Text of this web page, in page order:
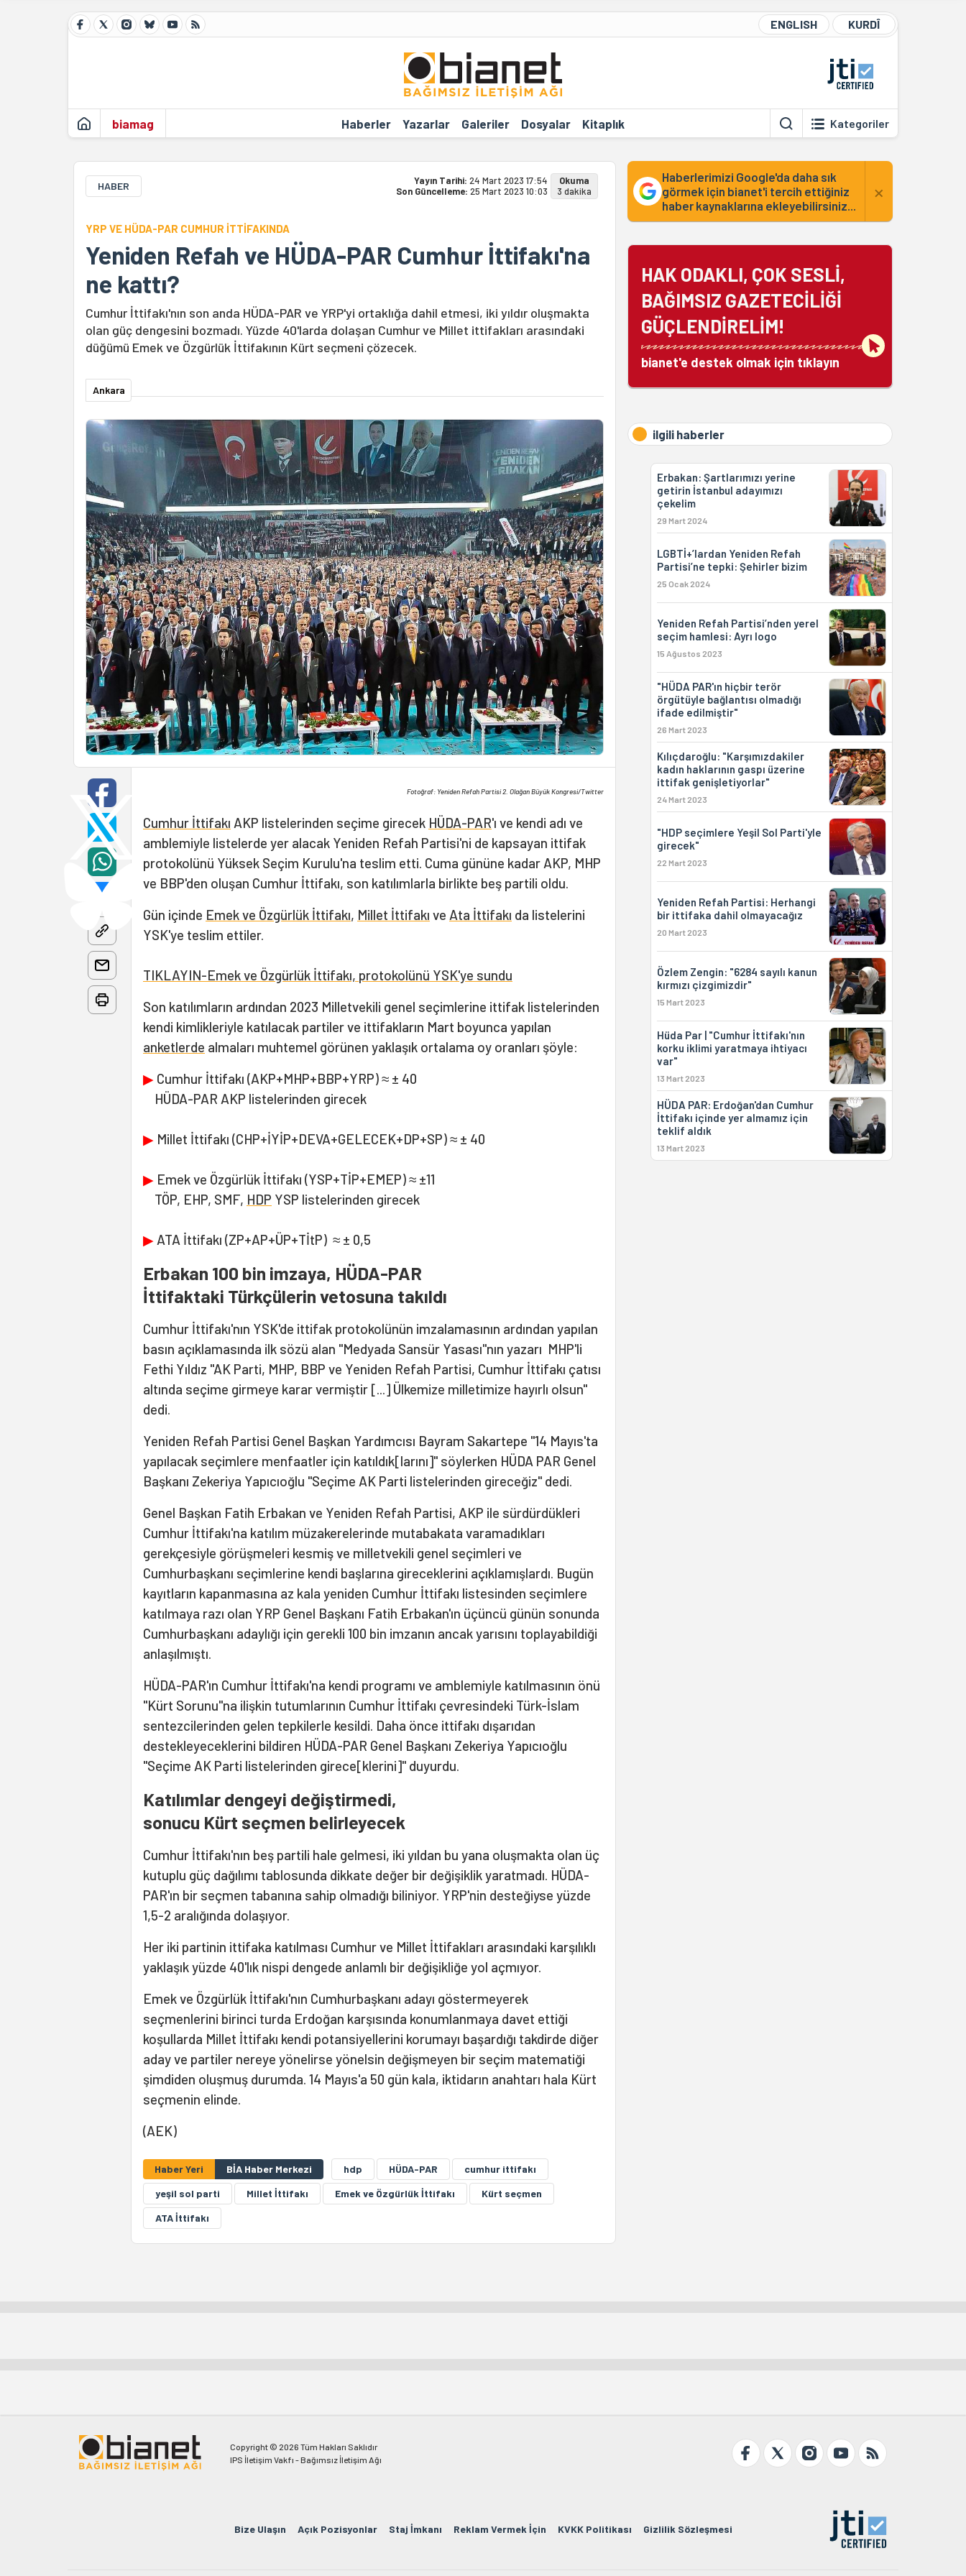
ENGLISH KURDÎ
biamag Haberler Yazarlar Galeriler Dosyalar Kitaplık Kategoriler
HABER Yayın Tarihi: 24 Mart 2023 17:54
Son Güncelleme: 25 Mart 2023 10:03
Okuma
3 dakika
YRP VE HÜDA-PAR CUMHUR İTTİFAKINDA
Yeniden Refah ve HÜDA-PAR Cumhur İttifakı'na
ne kattı?
Cumhur İttifakı'nın son anda HÜDA-PAR ve YRP'yi ortaklığa dahil etmesi, iki yıldır oluşmakta
olan güç dengesini bozmadı. Yüzde 40'larda dolaşan Cumhur ve Millet ittifakları arasındaki
düğümü Emek ve Özgürlük İttifakının Kürt seçmeni çözecek.
Ankara
Fotoğraf: Yeniden Refah Partisi 2. Olağan Büyük Kongresi/Twitter
Cumhur İttifakı AKP listelerinden seçime girecek HÜDA-PAR'ı ve kendi adı ve
amblemiyle listelerde yer alacak Yeniden Refah Partisi'ni de kapsayan ittifak
protokolünü Yüksek Seçim Kurulu'na teslim etti. Cuma gününe kadar AKP, MHP
ve BBP'den oluşan Cumhur İttifakı, son katılımlarla birlikte beş partili oldu.
Gün içinde Emek ve Özgürlük İttifakı, Millet İttifakı ve Ata İttifakı da listelerini
YSK'ye teslim ettiler.
TIKLAYIN-Emek ve Özgürlük İttifakı, protokolünü YSK'ye sundu
Son katılımların ardından 2023 Milletvekili genel seçimlerine ittifak listelerinden
kendi kimlikleriyle katılacak partiler ve ittifakların Mart boyunca yapılan
anketlerde almaları muhtemel görünen yaklaşık ortalama oy oranları şöyle:
▶ Cumhur İttifakı (AKP+MHP+BBP+YRP) ≈ ± 40
HÜDA-PAR AKP listelerinden girecek
▶ Millet İttifakı (CHP+İYİP+DEVA+GELECEK+DP+SP) ≈ ± 40
▶ Emek ve Özgürlük İttifakı (YSP+TİP+EMEP) ≈ ±11
TÖP, EHP, SMF, HDP YSP listelerinden girecek
▶ ATA İttifakı (ZP+AP+ÜP+TİtP) ≈ ± 0,5
Erbakan 100 bin imzaya, HÜDA-PAR
İttifaktaki Türkçülerin vetosuna takıldı
Cumhur İttifakı'nın YSK'de ittifak protokolünün imzalamasının ardından yapılan
basın açıklamasında ilk sözü alan "Medyada Sansür Yasası"nın yazarı MHP'li
Fethi Yıldız "AK Parti, MHP, BBP ve Yeniden Refah Partisi, Cumhur İttifakı çatısı
altında seçime girmeye karar vermiştir [...] Ülkemize milletimize hayırlı olsun"
dedi.
Yeniden Refah Partisi Genel Başkan Yardımcısı Bayram Sakartepe "14 Mayıs'ta
yapılacak seçimlere menfaatler için katıldık[larını]" söylerken HÜDA PAR Genel
Başkanı Zekeriya Yapıcıoğlu "Seçime AK Parti listelerinden gireceğiz" dedi.
Genel Başkan Fatih Erbakan ve Yeniden Refah Partisi, AKP ile sürdürdükleri
Cumhur İttifakı'na katılım müzakerelerinde mutabakata varamadıkları
gerekçesiyle görüşmeleri kesmiş ve milletvekili genel seçimleri ve
Cumhurbaşkanı seçimlerine kendi başlarına gireceklerini açıklamışlardı. Bugün
kayıtların kapanmasına az kala yeniden Cumhur İttifakı listesinden seçimlere
katılmaya razı olan YRP Genel Başkanı Fatih Erbakan'ın üçüncü günün sonunda
Cumhurbaşkanı adaylığı için gerekli 100 bin imzanın ancak yarısını toplayabildiği
anlaşılmıştı.
HÜDA-PAR'ın Cumhur İttifakı'na kendi programı ve amblemiyle katılmasının önü
"Kürt Sorunu"na ilişkin tutumlarının Cumhur İttifakı çevresindeki Türk-İslam
sentezcilerinden gelen tepkilerle kesildi. Daha önce ittifakı dışarıdan
destekleyeceklerini bildiren HÜDA-PAR Genel Başkanı Zekeriya Yapıcıoğlu
"Seçime AK Parti listelerinden girece[klerini]" duyurdu.
Katılımlar dengeyi değiştirmedi,
sonucu Kürt seçmen belirleyecek
Cumhur İttifakı'nın beş partili hale gelmesi, iki yıldan bu yana oluşmakta olan üç
kutuplu güç dağılımı tablosunda dikkate değer bir değişiklik yaratmadı. HÜDA-
PAR'ın bir seçmen tabanına sahip olmadığı biliniyor. YRP'nin desteğiyse yüzde
1,5-2 aralığında dolaşıyor.
Her iki partinin ittifaka katılması Cumhur ve Millet İttifakları arasındaki karşılıklı
yaklaşık yüzde 40'lık nispi dengede anlamlı bir değişikliğe yol açmıyor.
Emek ve Özgürlük İttifakı'nın Cumhurbaşkanı adayı göstermeyerek
seçmenlerini birinci turda Erdoğan karşısında konumlanmaya davet ettiği
koşullarda Millet İttifakı kendi potansiyellerini korumayı başardığı takdirde diğer
aday ve partiler nereye yönelirse yönelsin değişmeyen bir seçim matematiği
şimdiden oluşmuş durumda. 14 Mayıs'a 50 gün kala, iktidarın anahtarı hala Kürt
seçmenin elinde.
(AEK)
Haber Yeri BİA Haber Merkezi hdp HÜDA-PAR
cumhur ittifakı
yeşil sol parti
Millet İttifakı Emek ve Özgürlük İttifakı
Kürt seçmen
ATA İttifakı
Haberlerimizi Google'da daha sık
görmek için bianet'i tercih ettiğiniz
haber kaynaklarına ekleyebilirsiniz...
×
HAK ODAKLI, ÇOK SESLİ,
BAĞIMSIZ GAZETECİLİĞİ
GÜÇLENDİRELİM!
bianet'e destek olmak için tıklayın
ilgili haberler
Erbakan: Şartlarımızı yerine
getirin İstanbul adayımızı
çekelim
29 Mart 2024
LGBTİ+’lardan Yeniden Refah
Partisi’ne tepki: Şehirler bizim
25 Ocak 2024
Yeniden Refah Partisi’nden yerel
seçim hamlesi: Ayrı logo
15 Ağustos 2023
"HÜDA PAR'ın hiçbir terör
örgütüyle bağlantısı olmadığı
ifade edilmiştir"
26 Mart 2023
Kılıçdaroğlu: "Karşımızdakiler
kadın haklarının gaspı üzerine
ittifak genişletiyorlar"
24 Mart 2023
"HDP seçimlere Yeşil Sol Parti'yle
girecek"
22 Mart 2023
Yeniden Refah Partisi: Herhangi
bir ittifaka dahil olmayacağız
20 Mart 2023
Özlem Zengin: "6284 sayılı kanun
kırmızı çizgimizdir"
15 Mart 2023
Hüda Par | "Cumhur İttifakı'nın
korku iklimi yaratmaya ihtiyacı
var"
13 Mart 2023
HÜDA PAR: Erdoğan'dan Cumhur
İttifakı içinde yer almamız için
teklif aldık
13 Mart 2023
Copyright © 2026 Tüm Hakları Saklıdır
IPS İletişim Vakfı - Bağımsız İletişim Ağı
Bize Ulaşın Açık Pozisyonlar Staj İmkanı Reklam Vermek İçin KVKK Politikası Gizlilik Sözleşmesi